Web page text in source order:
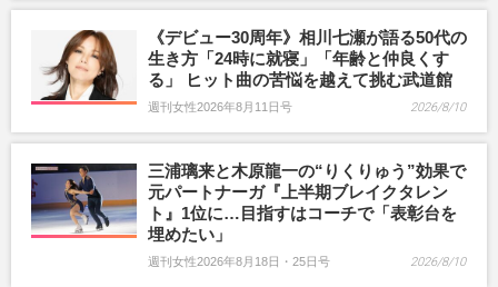
《デビュー30周年》相川七瀬が語る50代の
生き方「24時に就寝」「年齢と仲良くす
る」 ヒット曲の苦悩を越えて挑む武道館
週刊女性2026年8月11日号 2026/8/10
三浦璃来と木原龍一の“りくりゅう”効果で
元パートナーガ『上半期ブレイクタレン
ト』1位に…目指すはコーチで「表彰台を
埋めたい」
週刊女性2026年8月18日・25日号 2026/8/10